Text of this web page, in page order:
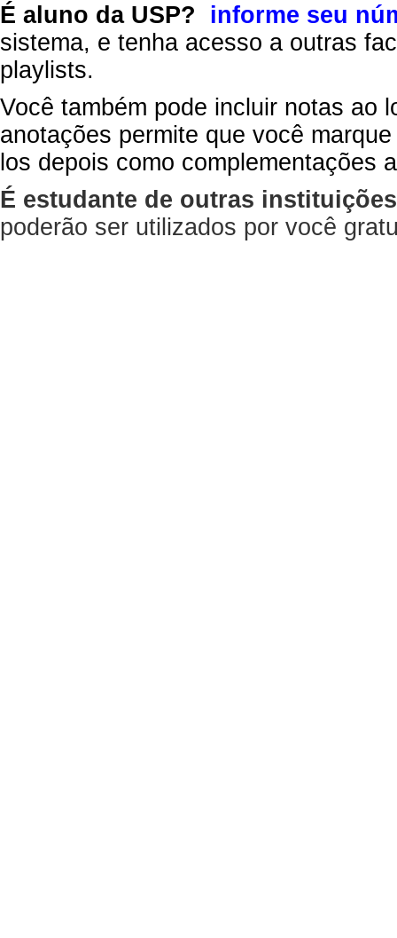
É aluno da USP?
informe seu
sistema, e tenha acesso a outras
playlists.
Você também pode incluir notas ao
anotações permite que você
los depois como complementações
É estudante de outras
poderão ser utilizados por você